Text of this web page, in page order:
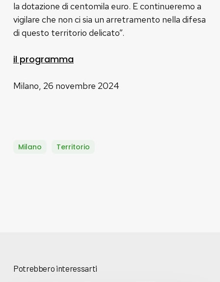
la dotazione di centomila euro. E continueremo a
vigilare che non ci sia un arretramento nella difesa
di questo territorio delicato”.
il programma
Milano, 26 novembre 2024
Milano Territorio
Potrebbero interessarti